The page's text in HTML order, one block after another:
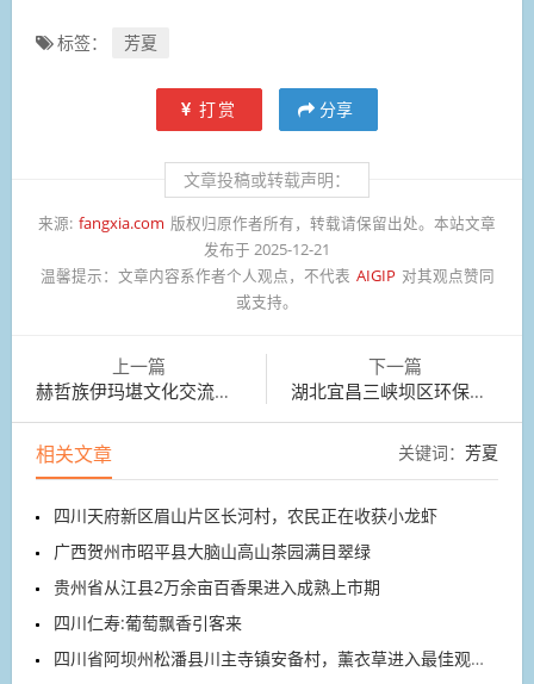
标签： 芳夏
打赏 分享
文章投稿或转载声明：
来源: fangxia.com 版权归原作者所有，转载请保留出处。本站文章
发布于 2025-12-21
温馨提示： 文章内容系作者个人观点，不代表 AIGIP 对其观点赞同
或支持。
上一篇
赫哲族伊玛堪文化交流展示活动在黑龙江省同江市举行
下一篇
湖北宜昌三峡坝区环保公园，冬至，红梅花渐次绽放
相关文章 关键词： 芳夏
四川天府新区眉山片区长河村，农民正在收获小龙虾
广西贺州市昭平县大脑山高山茶园满目翠绿
贵州省从江县2万余亩百香果进入成熟上市期
四川仁寿:葡萄飘香引客来
四川省阿坝州松潘县川主寺镇安备村，薰衣草进入最佳观赏期